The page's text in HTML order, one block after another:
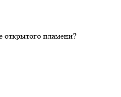
открытого пламени?